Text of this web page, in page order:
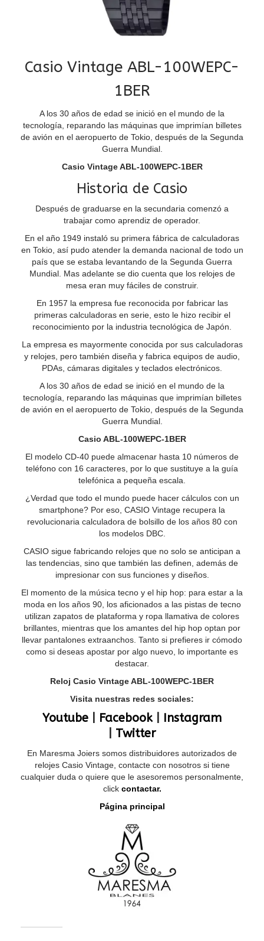
Casio Vintage ABL-100WEPC-
1BER
A los 30 años de edad se inició en el mundo de la
tecnología, reparando las máquinas que imprimían billetes
de avión en el aeropuerto de Tokio, después de la Segunda
Guerra Mundial.
Casio Vintage ABL-100WEPC-1BER
Historia de Casio
Después de graduarse en la secundaria comenzó a
trabajar como aprendiz de operador.
En el año 1949 instaló su primera fábrica de calculadoras
en Tokio, así pudo atender la demanda nacional de todo un
país que se estaba levantando de la Segunda Guerra
Mundial. Mas adelante se dio cuenta que los relojes de
mesa eran muy fáciles de construir.
En 1957 la empresa fue reconocida por fabricar las
primeras calculadoras en serie, esto le hizo recibir el
reconocimiento por la industria tecnológica de Japón.
La empresa es mayormente conocida por sus calculadoras
y relojes, pero también diseña y fabrica equipos de audio,
PDAs, cámaras digitales y teclados electrónicos.
A los 30 años de edad se inició en el mundo de la
tecnología, reparando las máquinas que imprimían billetes
de avión en el aeropuerto de Tokio, después de la Segunda
Guerra Mundial.
Casio ABL-100WEPC-1BER
El modelo CD-40 puede almacenar hasta 10 números de
teléfono con 16 caracteres, por lo que sustituye a la guía
telefónica a pequeña escala.
¿Verdad que todo el mundo puede hacer cálculos con un
smartphone? Por eso, CASIO Vintage recupera la
revolucionaria calculadora de bolsillo de los años 80 con
los modelos DBC.
CASIO sigue fabricando relojes que no solo se anticipan a
las tendencias, sino que también las definen, además de
impresionar con sus funciones y diseños.
El momento de la música tecno y el hip hop: para estar a la
moda en los años 90, los aficionados a las pistas de tecno
utilizan zapatos de plataforma y ropa llamativa de colores
brillantes, mientras que los amantes del hip hop optan por
llevar pantalones extraanchos. Tanto si prefieres ir cómodo
como si deseas apostar por algo nuevo, lo importante es
destacar.
Reloj Casio Vintage ABL-100WEPC-1BER
Visita nuestras redes sociales:
Youtube Facebook| Instagram
Twitter
En Maresma Joiers somos distribuidores autorizados de
relojes Casio Vintage, contacte con nosotros si tiene
cualquier duda o quiere que le asesoremos personalmente,
click contactar.
Página principal